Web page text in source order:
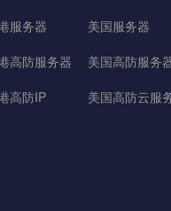
服务器
高防服务器
高防IP
美国服务器
美国高防服务
美国高防云服